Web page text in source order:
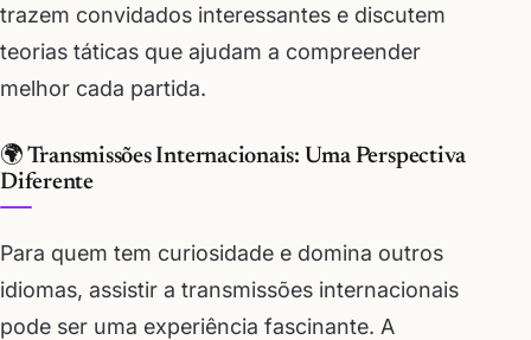
trazem convidados interessantes e discutem
teorias táticas que ajudam a compreender
melhor cada partida.
🌍 Transmissões Internacionais: Uma Perspectiva
Diferente
Para quem tem curiosidade e domina outros
idiomas, assistir a transmissões internacionais
pode ser uma experiência fascinante. A